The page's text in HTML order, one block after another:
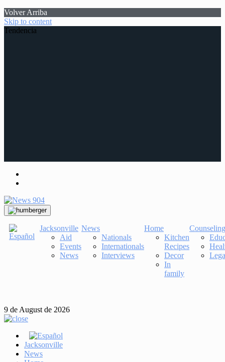
Volver Arriba
Skip to content
Tendencia
Jacksonville
Aid
Events
News
News
Nationals
Internationals
Interviews
Home
Kitchen
Recipes
Decor
In
family
Counseling
9 de August de 2026
Jacksonville
News